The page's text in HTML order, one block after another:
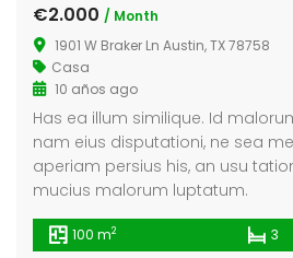
€2.000 / Month
1901 W Braker Ln Austin, TX 78758
Casa
10 años ago
Has ea illum similique. Id
nam eius disputationi, ne sea
aperiam persius his, an usu
mucius malorum luptatum.
100 m2 3
Maroma
-4.184377661723349
€3 K/
1911 Sunset